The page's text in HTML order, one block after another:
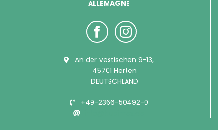
ALLEMAGNE
An der Vestischen 9-13,
45701 Herten
DEUTSCHLAND
+49-2366-50492-0